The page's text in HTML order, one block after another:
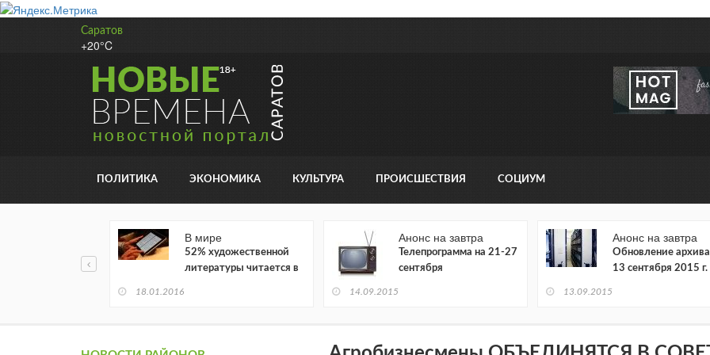
Саратов
+20°C
ПОЛИТИКА ЭКОНОМИКА КУЛЬТУРА ПРОИСШЕСТВИЯ СОЦИУМ
В мире
52% художественной
литературы читается в
18.01.2016
Анонс на завтра
Телепрограмма на 21-27
сентября
14.09.2015
Анонс на завтра
Обновление архива
13 сентября 2015 г.
13.09.2015